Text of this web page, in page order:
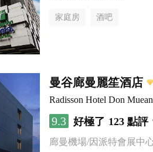
家庭房 酒吧
曼谷廊曼麗笙酒店
Radisson Hotel Don
9.3 好極了 123 點評
廊曼機場/因派特會展中